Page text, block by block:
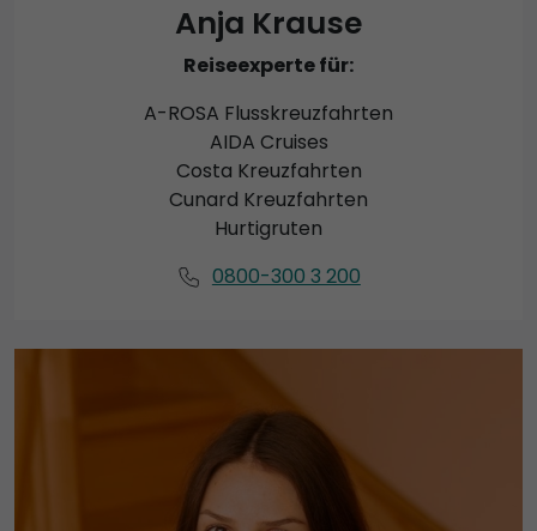
Anja Krause
Reiseexperte für:
A-ROSA Flusskreuzfahrten
AIDA Cruises
Costa Kreuzfahrten
Cunard Kreuzfahrten
Hurtigruten
0800-300 3 200